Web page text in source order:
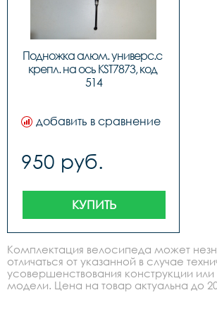
Подножка алюм. универс.с
крепл. на ось KST7873, код
514
добавить в сравнение
950 руб.
КУПИТЬ
Комплектация велосипеда может
отличаться от указанной в случае
усовершенствования конструкции или
модели. Цена на товар актуальна до